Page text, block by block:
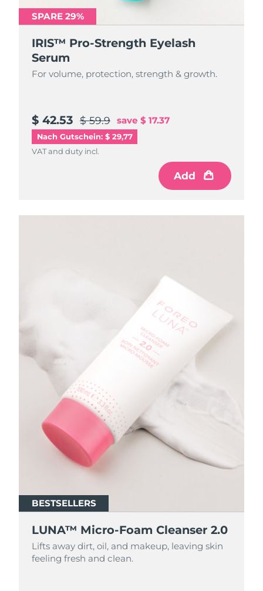
SPARE 29%
IRIS™ Pro-Strength Eyelash
Serum
For volume, protection, strength & growth.
$ 42.53 $ 59.9 save $ 17.37
Nach Gutschein: $ 29,77
VAT and duty incl.
Add
BESTSELLERS
LUNA™ Micro-Foam Cleanser 2.0
Lifts away dirt, oil, and makeup, leaving skin
feeling fresh and clean.
BESTSELLERS
LUNA™ Micro-Foam Cleanser 2.0
Lifts away dirt, oil, and makeup, leaving skin
feeling fresh and clean.